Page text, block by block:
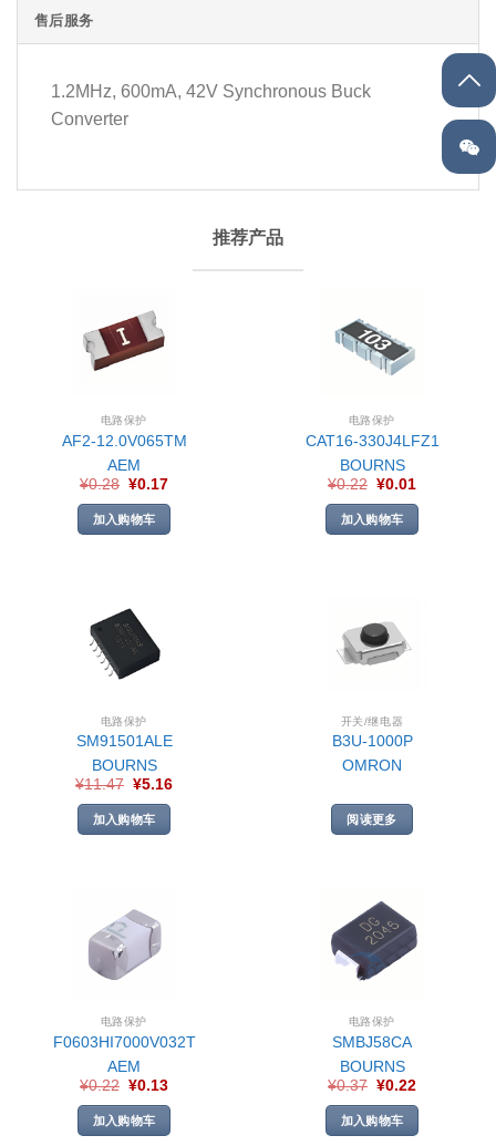
售后服务
1.2MHz, 600mA, 42V Synchronous Buck
Converter
推荐产品
电路保护
AF2-12.0V065TM
AEM
¥0.28 ¥0.17
加入购物车
电路保护
CAT16-330J4LFZ1
BOURNS
¥0.22 ¥0.01
加入购物车
电路保护
SM91501ALE
BOURNS
¥11.47 ¥5.16
加入购物车
开关/继电器
B3U-1000P
OMRON
阅读更多
电路保护
F0603HI7000V032T
AEM
¥0.22 ¥0.13
加入购物车
电路保护
SMBJ58CA
BOURNS
¥0.37 ¥0.22
加入购物车